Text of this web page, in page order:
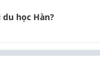
học Hàn?